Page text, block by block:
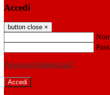
Accedi
button close ×
Password dimenticata?
-